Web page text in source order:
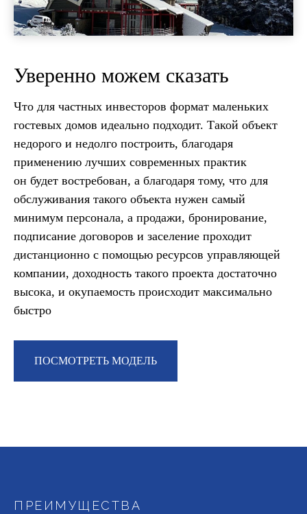
Уверенно можем сказать
Что для частных инвесторов формат маленьких
гостевых домов идеально подходит. Такой объект
недорого и недолго построить, благодаря
применению лучших современных практик
он будет востребован, а благодаря тому, что для
обслуживания такого объекта нужен самый
минимум персонала, а продажи, бронирование,
подписание договоров и заселение проходит
дистанционно с помощью ресурсов управляющей
компании, доходность такого проекта достаточно
высока, и окупаемость происходит максимально
быстро
ПОСМОТРЕТЬ МОДЕЛЬ
ПРЕИМУЩЕСТВА